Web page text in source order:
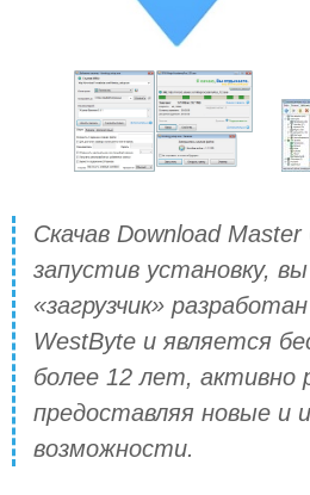
Скачав Download
запустив установку,
«загрузчик»
WestByte и является
более 12 лет, активно
предоставляя новые и
возможности.